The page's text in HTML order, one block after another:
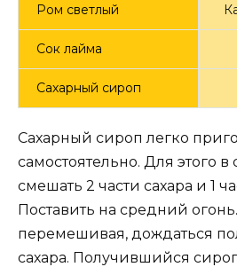
Ром светлый
Сок лайма
Сахарный сироп
Сахарный сироп легко
самостоятельно. Для этого в
смешать 2 части сахара и 1
Поставить на средний
перемешивая, дождаться
сахара. Получившийся